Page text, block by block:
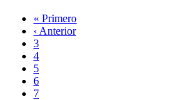
Paginación
Primera
página
« Primero
Página
anterior
‹ Anterior
Page
3
Page
4
Page
5
Page
6
Página
7